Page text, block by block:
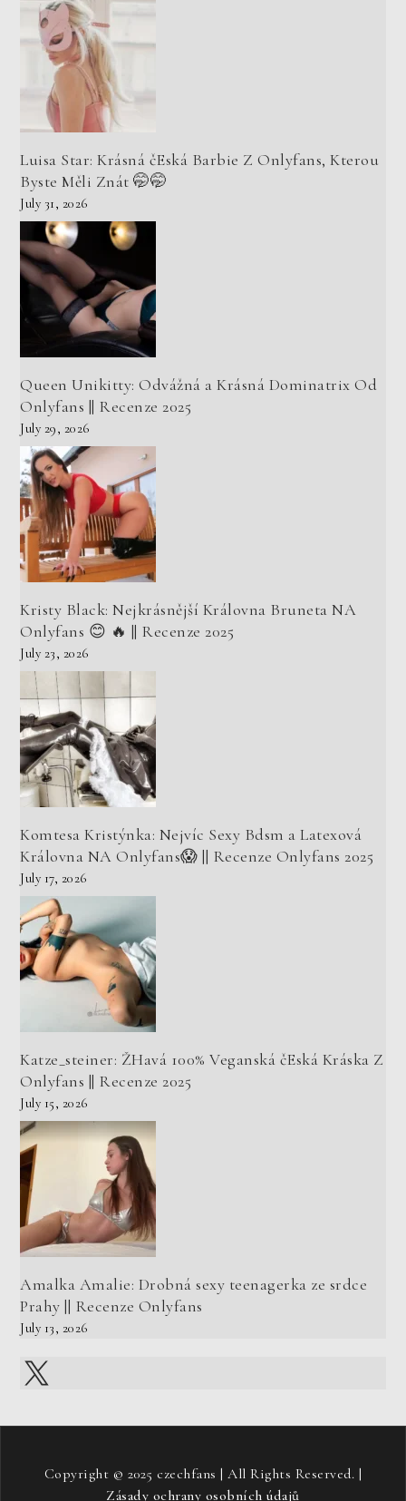
Luisa Star: Krásná čEská Barbie Z Onlyfans, Kterou
Byste Měli Znát 🤭🤭
July 31, 2026
Queen Unikitty: Odvážná a Krásná Dominatrix Od
Onlyfans || Recenze 2025
July 29, 2026
Kristy Black: Nejkrásnější Královna Bruneta NA
Onlyfans 😊 🔥 || Recenze 2025
July 23, 2026
Komtesa Kristýnka: Nejvíc Sexy Bdsm a Latexová
Královna NA Onlyfans😱 || Recenze Onlyfans 2025
July 17, 2026
Katze_steiner: ŽHavá 100% Veganská čEská Kráska Z
Onlyfans || Recenze 2025
July 15, 2026
Amalka Amalie: Drobná sexy teenagerka ze srdce
Prahy || Recenze Onlyfans
July 13, 2026
X
Copyright © 2025 czechfans | All Rights Reserved. |
Zásady ochrany osobních údajů